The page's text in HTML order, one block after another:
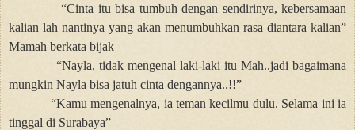
“Cinta itu bisa tumbuh dengan sendirinya, kebersamaan
kalian lah nantinya yang akan menumbuhkan rasa diantara kalian”
Mamah berkata bijak
“Nayla, tidak mengenal laki-laki itu Mah..jadi bagaimana
mungkin Nayla bisa jatuh cinta dengannya..!!”
“Kamu mengenalnya, ia teman kecilmu dulu. Selama ini ia
tinggal di Surabaya”